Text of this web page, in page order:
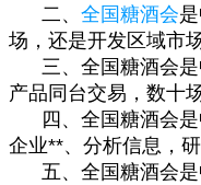
二、 全国糖酒会
场，还是开发区域市
三、全国糖酒会是
产品同台交易，数十
四、全国糖酒会是
企业**、分析信息，
五、全国糖酒会是